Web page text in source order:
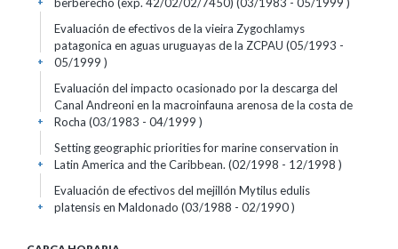
Evaluación de efectivos de la vieira Zygochlamys
patagonica en aguas uruguayas de la ZCPAU (05/1993 -
05/1999 )
+
Evaluación del impacto ocasionado por la descarga del
Canal Andreoni en la macroinfauna arenosa de la costa de
Rocha (03/1983 - 04/1999 )
+
Setting geographic priorities for marine conservation in
Latin America and the Caribbean. (02/1998 - 12/1998 )
+
Evaluación de efectivos del mejillón Mytilus edulis
platensis en Maldonado (03/1988 - 02/1990 )
+